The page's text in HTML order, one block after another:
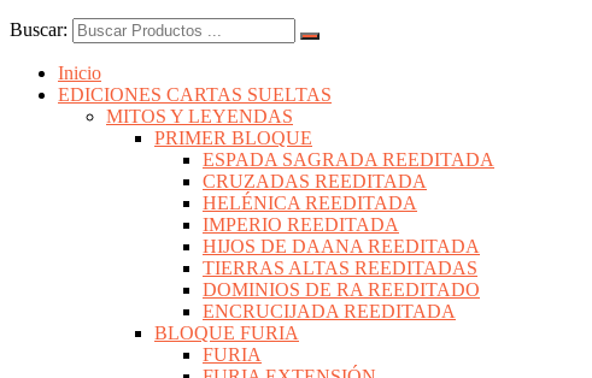
Buscar:
Inicio
EDICIONES CARTAS SUELTAS
MITOS Y LEYENDAS
PRIMER BLOQUE
ESPADA SAGRADA REEDITADA
CRUZADAS REEDITADA
HELÉNICA REEDITADA
IMPERIO REEDITADA
HIJOS DE DAANA REEDITADA
TIERRAS ALTAS REEDITADAS
DOMINIOS DE RA REEDITADO
ENCRUCIJADA REEDITADA
BLOQUE FURIA
FURIA